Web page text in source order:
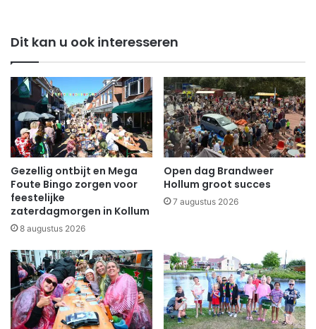
Dit kan u ook interesseren
Gezellig ontbijt en Mega
Foute Bingo zorgen voor
feestelijke
zaterdagmorgen in Kollum
8 augustus 2026
Open dag Brandweer
Hollum groot succes
7 augustus 2026